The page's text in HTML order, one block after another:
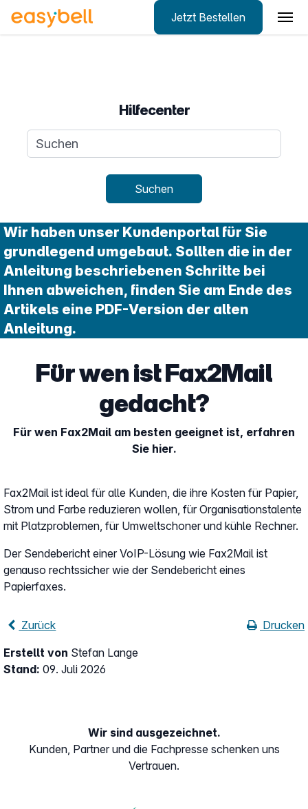
Jetzt Bestellen
Hilfecenter
Suchanfrage
Suchen
Wir haben unser Kundenportal für Sie
grundlegend umgebaut. Sollten die in der
Anleitung beschriebenen Schritte bei
Ihnen abweichen, finden Sie am Ende des
Artikels eine PDF-Version der alten
Anleitung.
Für wen ist Fax2Mail
gedacht?
Für wen Fax2Mail am besten geeignet ist, erfahren
Sie hier.
Fax2Mail ist ideal für alle Kunden, die ihre Kosten für Papier,
Strom und Farbe reduzieren wollen, für Organisationstalente
mit Platzproblemen, für Umweltschoner und kühle Rechner.
Der Sendebericht einer VoIP-Lösung wie Fax2Mail ist
genauso rechtssicher wie der Sendebericht eines
Papierfaxes.
Zurück
Drucken
Erstellt von Stefan Lange
Stand: 09. Juli 2026
Wir sind ausgezeichnet.
Kunden, Partner und die Fachpresse schenken uns
Vertrauen.